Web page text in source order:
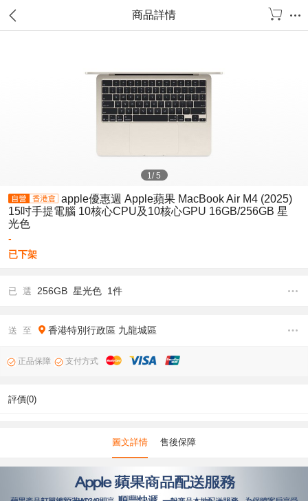
商品詳情
1/5
apple優惠週 Apple蘋果 MacBook Air M4 (2025)
15吋手提電腦 10核心CPU及10核心GPU 16GB/256GB 星
光色
-
已下架
已 選 256GB 星光色 1件
送 至 香港特別行政區 九龍城區
正品保障 支付方式
評價(0)
圖文詳情 售後保障